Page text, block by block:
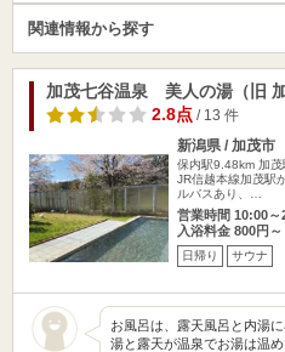
関連情報から探す
加茂七谷温泉 美人の湯（旧
2.8点/ 13 件
新潟県 / 加茂市
保内駅9.48km 加
JR信越本線加茂駅
ルバスあり、…
営業時間 10:00～
入浴料金 800円～
日帰り サウナ
お風呂は、露天風呂と内湯
湯と露天が温泉でお湯は温